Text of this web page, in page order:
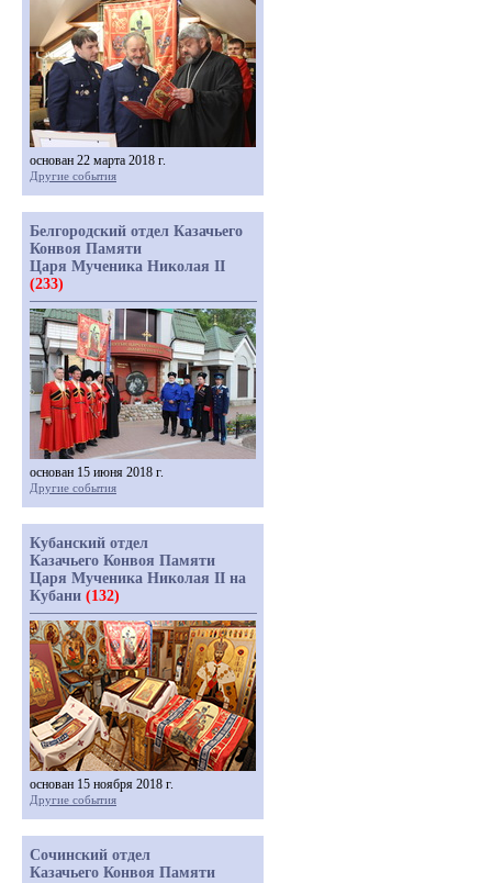
основан 22 марта 2018 г.
Другие события
Белгородский отдел Казачьего
Конвоя Памяти
Царя Мученика Николая II
(233)
основан 15 июня 2018 г.
Другие события
Кубанский отдел
Казачьего Конвоя Памяти
Царя Мученика Николая II на
Кубани (132)
основан 15 ноября 2018 г.
Другие события
Сочинский отдел
Казачьего Конвоя Памяти